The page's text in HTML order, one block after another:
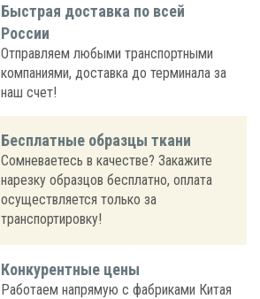
Быстрая доставка по всей
России
Отправляем любыми транспортными
компаниями, доставка до терминала за
наш счет!
Бесплатные образцы ткани
Сомневаетесь в качестве? Закажите
нарезку образцов бесплатно, оплата
осуществляется только за
транспортировку!
Конкурентные цены
Работаем напрямую с фабриками Китая